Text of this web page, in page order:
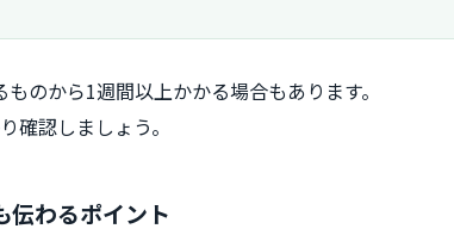
のから1週間以上かかる場合もあります。
確認しましょう。
伝わるポイント